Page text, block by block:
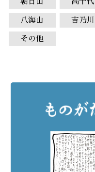
朝日山 高千代
八海山 吉乃川
その他